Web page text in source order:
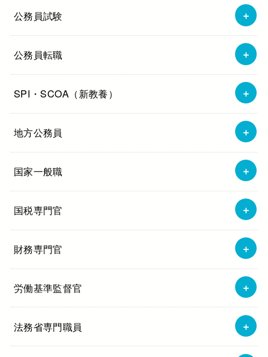
公務員試験
公務員転職
SPI・SCOA（新教養）
地方公務員
国家一般職
国税専門官
財務専門官
労働基準監督官
法務省専門職員